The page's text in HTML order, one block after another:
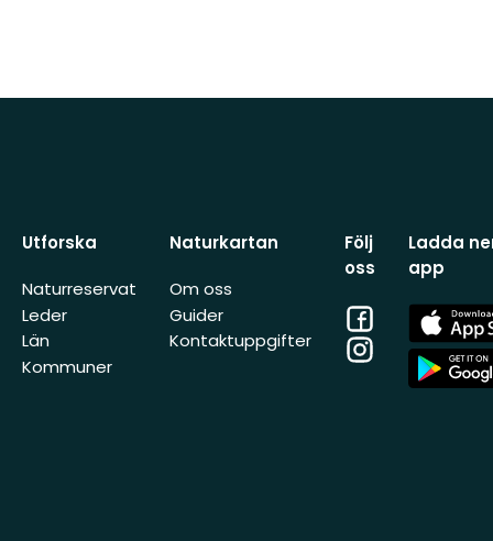
Utforska
Naturreservat
Leder
Län
Kommuner
Naturkartan
Om oss
Guider
Kontaktuppgifter
Följ
oss
Facebook
Instagram
Ladda
app
App
Store
App
Store